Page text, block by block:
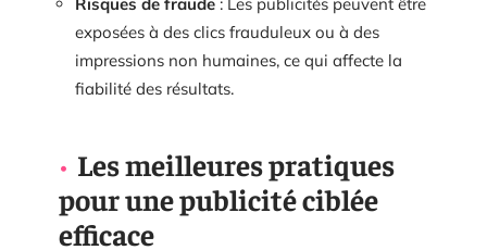
exposées à des clics frauduleux ou à des
impressions non humaines, ce qui affecte la
fiabilité des résultats.
Les meilleures pratiques
pour une publicité ciblée
efficace